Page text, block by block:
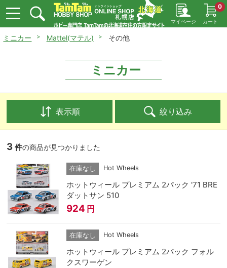
マイページ カート
0
ミニカー Mattel(マテル) その他
ミニカー
表示順 絞り込み
3 件の商品が見つかりました
在庫なし Hot Wheels
ホットウィール プレミアム 2パック '71 BRE
ダットサン 510
924 円
在庫なし Hot Wheels
ホットウィール プレミアム 2パック フォル
クスワーゲン